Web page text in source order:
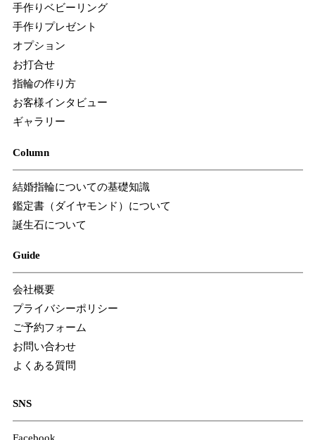
手作りベビーリング
手作りプレゼント
オプション
お打合せ
指輪の作り方
お客様インタビュー
ギャラリー
Column
結婚指輪についての基礎知識
鑑定書（ダイヤモンド）について
誕生石について
Guide
会社概要
プライバシーポリシー
ご予約フォーム
お問い合わせ
よくある質問
SNS